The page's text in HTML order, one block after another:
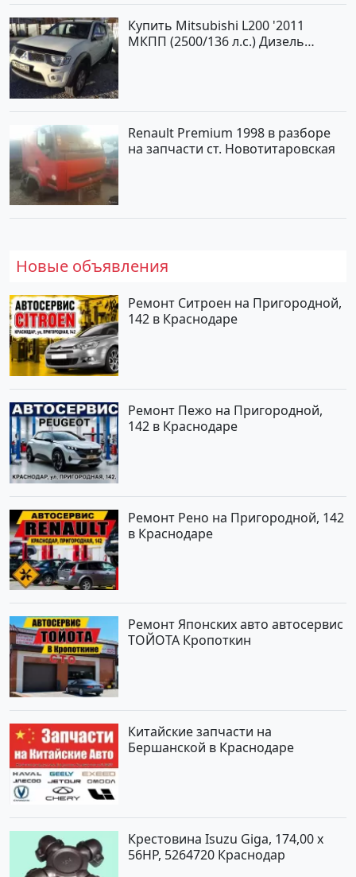
Купить Mitsubishi L200 '2011
МКПП (2500/136 л.с.) Дизель
Renault Premium 1998 в разборе
на запчасти ст. Новотитаровская
Новые объявления
Ремонт Ситроен на Пригородной,
142 в Краснодаре
Ремонт Пежо на Пригородной,
142 в Краснодаре
Ремонт Рено на Пригородной, 142
в Краснодаре
Ремонт Японских авто автосервис
ТОЙОТА Кропоткин
Китайские запчасти на
Бершанской в Краснодаре
Крестовина Isuzu Giga, 174,00 x
56HP, 5264720 Краснодар